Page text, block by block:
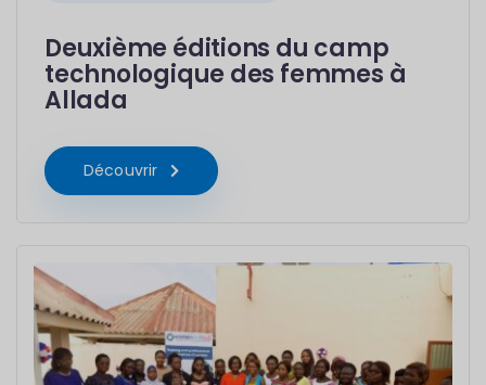
Deuxième éditions du camp
technologique des femmes à
Allada
Découvrir